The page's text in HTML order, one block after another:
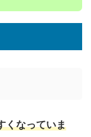
くなっていま